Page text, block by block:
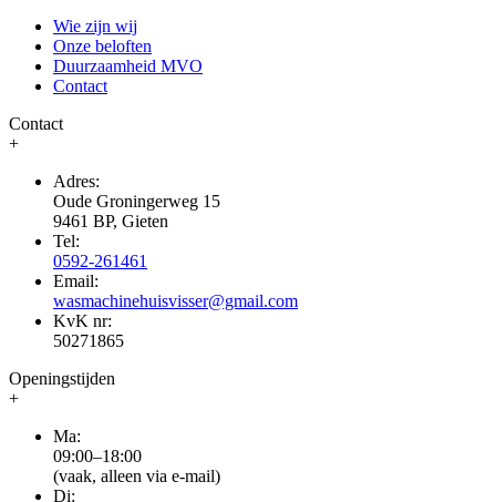
Wie zijn wij
Onze beloften
Duurzaamheid MVO
Contact
Contact
+
Adres:
Oude Groningerweg 15
9461 BP, Gieten
Tel:
0592-261461
Email:
wasmachinehuisvisser@gmail.com
KvK nr:
50271865
Openingstijden
+
Ma:
09:00–18:00
(vaak, alleen via e-mail)
Di: